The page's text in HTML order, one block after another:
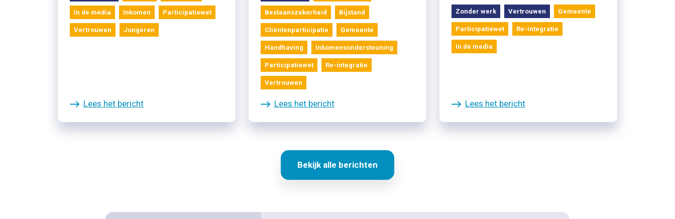
In de media Inkomen Participatiewet
Vertrouwen Jongeren
Lees het bericht
Bestaanszekerheid Bijstand
Cliëntenparticipatie Gemeente
Handhaving Inkomensondersteuning
Participatiewet Re-integratie
Vertrouwen
Lees het bericht
Zonder werk Vertrouwen Gemeente
Participatiewet Re-integratie
In de media
Lees het bericht
Bekijk alle berichten